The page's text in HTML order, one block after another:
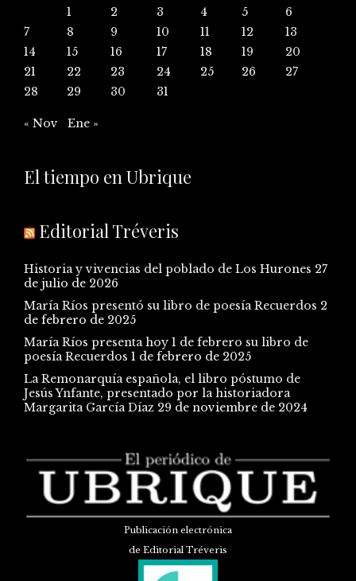
1
2 3 4 5
6
7
8 9 10 11 12
13
14
15 16 17 18 19
20
21
22 23 24 25 26
27
28
29 30 31
« Nov Ene »
El tiempo en Ubrique
Editorial Tréveris
Historia y vivencias del poblado de Los Hurones 27
de julio de 2026
María Ríos presentó su libro de poesía Recuerdos 2
de febrero de 2025
María Ríos presenta hoy 1 de febrero su libro de
poesía Recuerdos 1 de febrero de 2025
La Remonarquía española, el libro póstumo de
Jesús Ynfante, presentado por la historiadora
Margarita García Díaz 29 de noviembre de 2024
Publicación electrónica
de Editorial Tréveris